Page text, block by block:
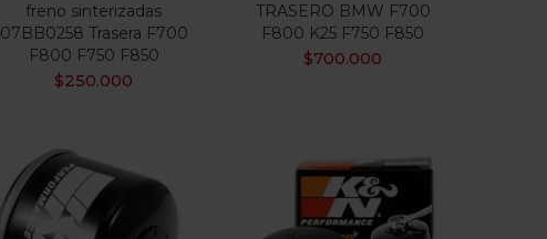
freno sinterizadas
07BB0258 Trasera F700
F800 F750 F850
$250.000
TRASERO BMW F700
F800 K25 F750 F850
$700.000